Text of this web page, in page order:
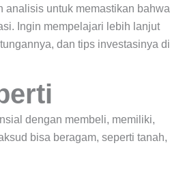
analisis untuk memastikan bahwa
Ingin mempelajari lebih lanjut
dan tips investasinya di
dengan membeli, memiliki,
bisa beragam, seperti tanah,